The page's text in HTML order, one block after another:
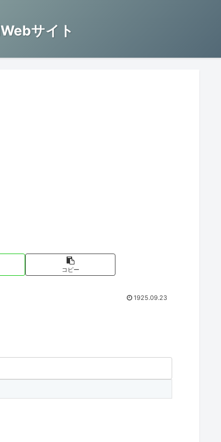
サイト
コピー
1925.09.23